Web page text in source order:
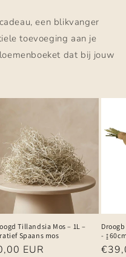
een blikvanger
toevoeging aan je
dat bij jouw
Tillandsia Mos – 1L –
Spaans mos
EUR
-